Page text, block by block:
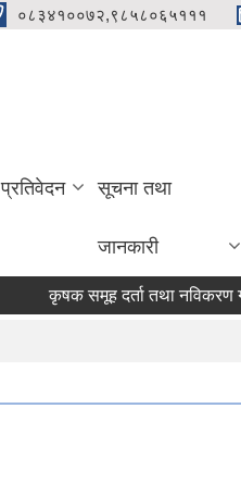
०८३४१००७२,९८५८०६५१११
प्रतिवेदन सूचना तथा
जानकारी
कृषक समूह दर्ता तथा नविकरण